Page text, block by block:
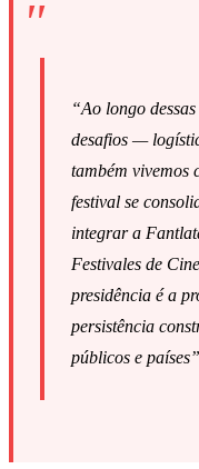
“Ao longo
desafios —
também vivemos
festival se
integrar a
Festivales de
presidência é a
persistência
públicos e